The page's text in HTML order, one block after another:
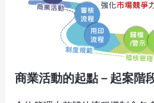
商業活動的起點－起案階